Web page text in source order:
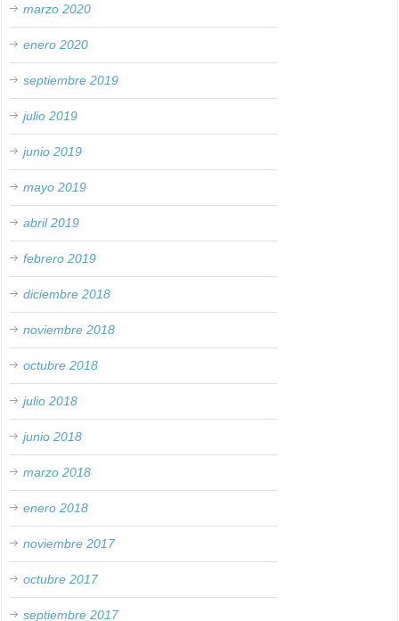
marzo 2020
enero 2020
septiembre 2019
julio 2019
junio 2019
mayo 2019
abril 2019
febrero 2019
diciembre 2018
noviembre 2018
octubre 2018
julio 2018
junio 2018
marzo 2018
enero 2018
noviembre 2017
octubre 2017
septiembre 2017